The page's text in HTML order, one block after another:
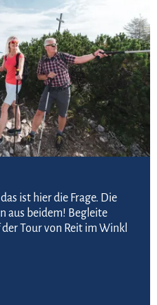
ist hier die Frage. Die
aus beidem! Begleite
Tour von Reit im Winkl